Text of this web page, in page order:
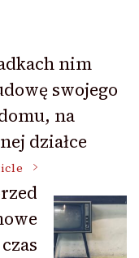
nim
swojego
na
działce